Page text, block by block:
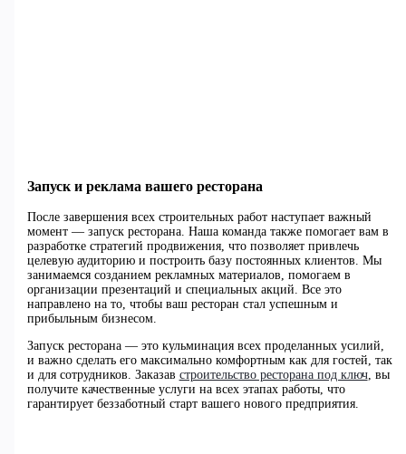
Запуск и реклама вашего ресторана
После завершения всех строительных работ наступает важный
момент — запуск ресторана. Наша команда также помогает вам в
разработке стратегий продвижения, что позволяет привлечь
целевую аудиторию и построить базу постоянных клиентов. Мы
занимаемся созданием рекламных материалов, помогаем в
организации презентаций и специальных акций. Все это
направлено на то, чтобы ваш ресторан стал успешным и
прибыльным бизнесом.
Запуск ресторана — это кульминация всех проделанных усилий,
и важно сделать его максимально комфортным как для гостей, так
и для сотрудников. Заказав строительство ресторана под ключ, вы
получите качественные услуги на всех этапах работы, что
гарантирует беззаботный старт вашего нового предприятия.